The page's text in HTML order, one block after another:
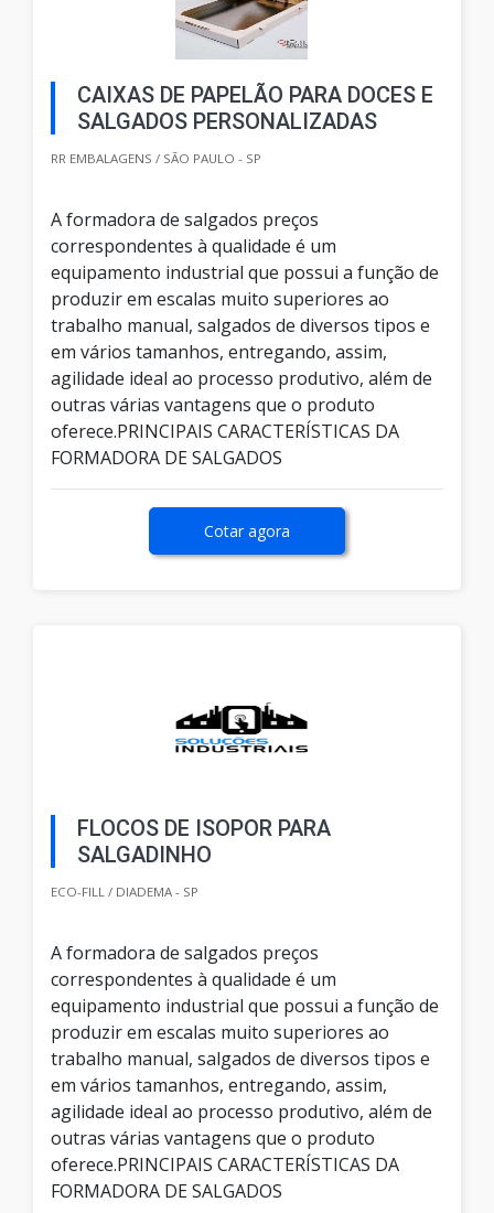
CAIXAS DE PAPELÃO PARA DOCES E
SALGADOS PERSONALIZADAS
RR EMBALAGENS / SÃO PAULO - SP
A formadora de salgados preços
correspondentes à qualidade é um
equipamento industrial que possui a função de
produzir em escalas muito superiores ao
trabalho manual, salgados de diversos tipos e
em vários tamanhos, entregando, assim,
agilidade ideal ao processo produtivo, além de
outras várias vantagens que o produto
oferece.PRINCIPAIS CARACTERÍSTICAS DA
FORMADORA DE SALGADOS
Cotar agora
FLOCOS DE ISOPOR PARA
SALGADINHO
ECO-FILL / DIADEMA - SP
A formadora de salgados preços
correspondentes à qualidade é um
equipamento industrial que possui a função de
produzir em escalas muito superiores ao
trabalho manual, salgados de diversos tipos e
em vários tamanhos, entregando, assim,
agilidade ideal ao processo produtivo, além de
outras várias vantagens que o produto
oferece.PRINCIPAIS CARACTERÍSTICAS DA
FORMADORA DE SALGADOS